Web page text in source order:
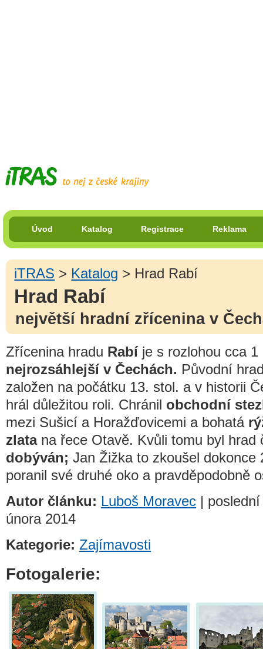
Úvod Katalog Registrace Reklama
iTRAS > Katalog > Hrad Rabí
Hrad Rabí
největší hradní zřícenina v
Zřícenina hradu Rabíje s rozlohou cca 1
nejrozsáhlejší v Čechách. Původní
založen na počátku 13. stol. a v historii
hrál důležitou roli. Chránil obchodní
mezi Sušicí a Horažďovicemi a bohatá
zlatana řece Otavě. Kvůli tomu byl hrad
dobýván; Jan Žižka to zkoušel dokonce
poranil své druhé oko a pravděpodobně
Autor článku: Luboš Moravec |
února 2014
Kategorie: Zajímavosti
Fotogalerie: